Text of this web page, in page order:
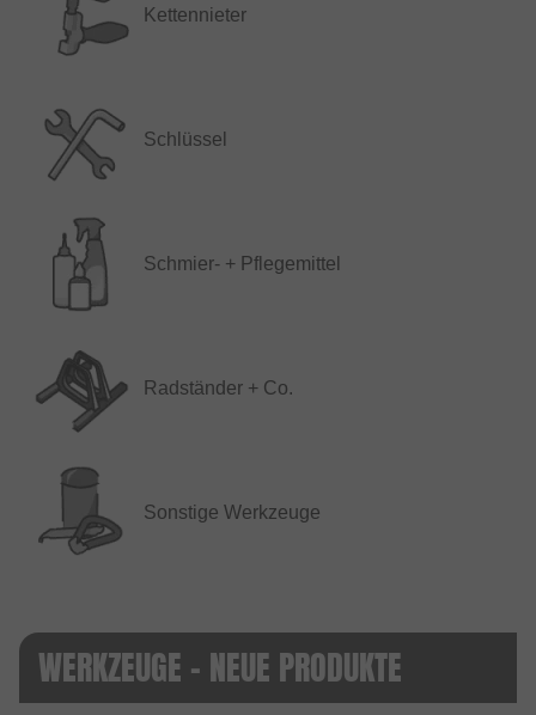
Kettennieter
Schlüssel
Schmier- + Pflegemittel
Radständer + Co.
Sonstige Werkzeuge
WERKZEUGE - NEUE PRODUKTE